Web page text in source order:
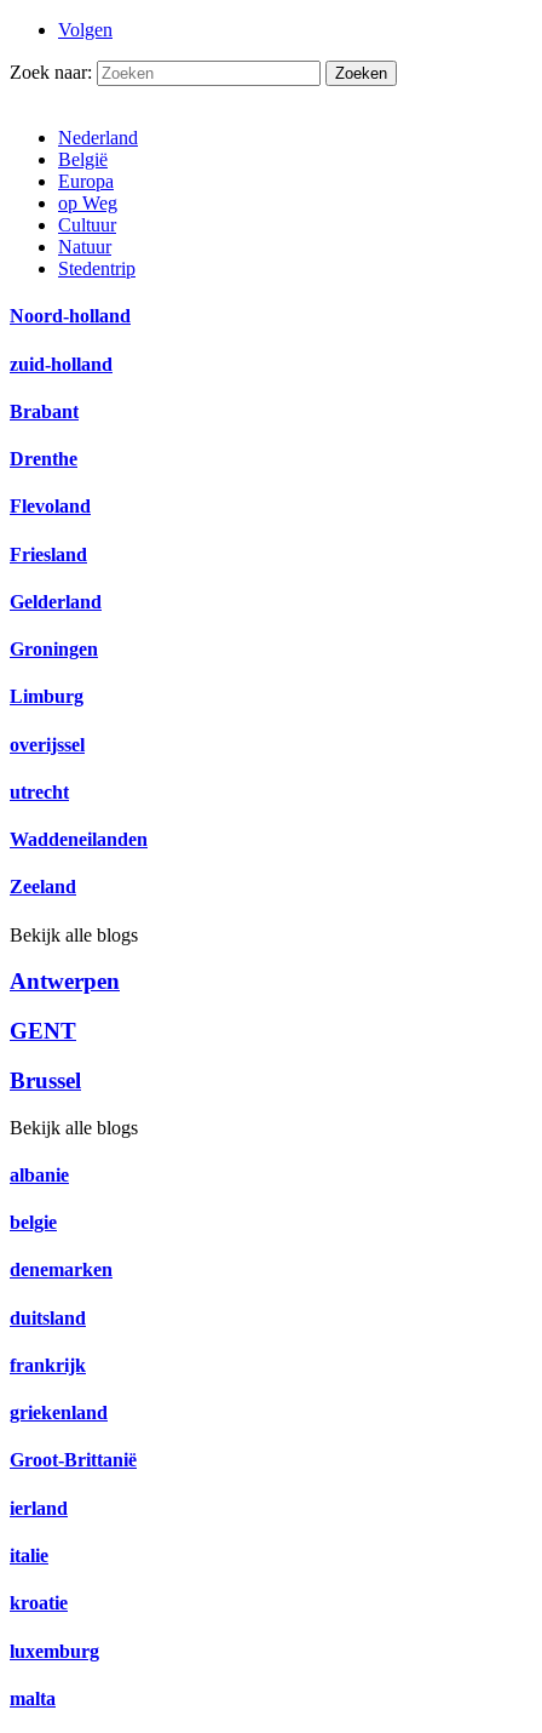
Volgen
Zoek naar:
Nederland
België
Europa
op Weg
Cultuur
Natuur
Stedentrip
Noord-holland
zuid-holland
Brabant
Drenthe
Flevoland
Friesland
Gelderland
Groningen
Limburg
overijssel
utrecht
Waddeneilanden
Zeeland
Bekijk alle blogs
Antwerpen
GENT
Brussel
Bekijk alle blogs
albanie
belgie
denemarken
duitsland
frankrijk
griekenland
Groot-Brittanië
ierland
italie
kroatie
luxemburg
malta